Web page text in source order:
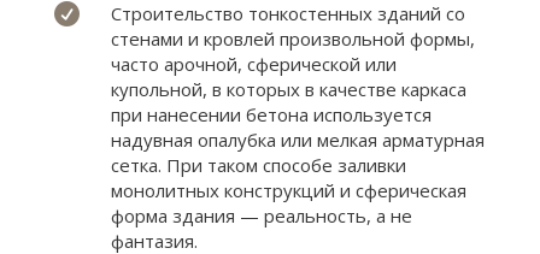

Строительство тонкостенных зданий со
стенами и кровлей произвольной формы,
часто арочной, сферической или
купольной, в которых в качестве каркаса
при нанесении бетона используется
надувная опалубка или мелкая арматурная
сетка. При таком способе заливки
монолитных конструкций и сферическая
форма здания — реальность, а не
фантазия.